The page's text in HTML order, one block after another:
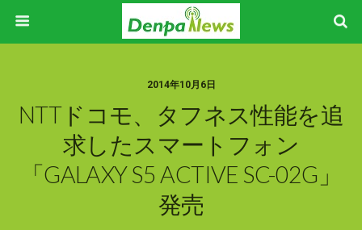
2014年10月6日
NTTドコモ、タフネス性能を追
求したスマートフォン
「GALAXY S5 ACTIVE SC-02G」
発売